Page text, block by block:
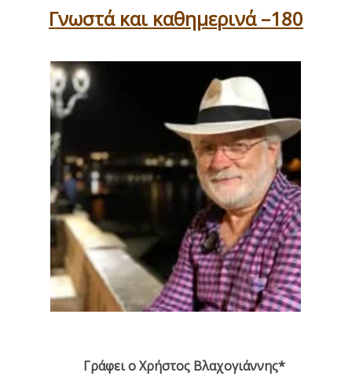
Γνωστά και καθημερινά –180
Γράφει ο Χρήστος Βλαχογιάννης*